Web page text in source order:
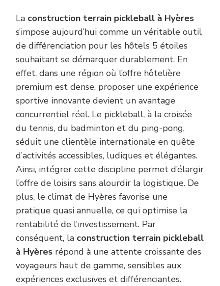
La construction terrain pickleball à Hyères
s’impose aujourd’hui comme un véritable outil
de différenciation pour les hôtels 5 étoiles
souhaitant se démarquer durablement. En
effet, dans une région où l’offre hôtelière
premium est dense, proposer une expérience
sportive innovante devient un avantage
concurrentiel réel. Le pickleball, à la croisée
du tennis, du badminton et du ping-pong,
séduit une clientèle internationale en quête
d’activités accessibles, ludiques et élégantes.
Ainsi, intégrer cette discipline permet d’élargir
l’offre de loisirs sans alourdir la logistique. De
plus, le climat de Hyères favorise une
pratique quasi annuelle, ce qui optimise la
rentabilité de l’investissement. Par
conséquent, la construction terrain pickleball
à Hyères répond à une attente croissante des
voyageurs haut de gamme, sensibles aux
expériences exclusives et différenciantes.